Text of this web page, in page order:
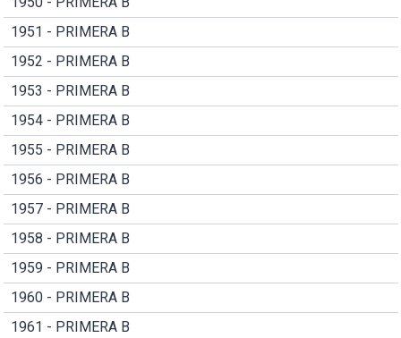
1951 - PRIMERA B
1952 - PRIMERA B
1953 - PRIMERA B
1954 - PRIMERA B
1955 - PRIMERA B
1956 - PRIMERA B
1957 - PRIMERA B
1958 - PRIMERA B
1959 - PRIMERA B
1960 - PRIMERA B
1961 - PRIMERA B